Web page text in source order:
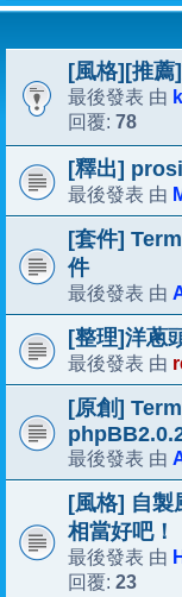
[風格][推薦
最後發表 由
回覆: 78
[釋出]
最後發表 由
[套件]
件
最後發表 由
[整理]洋蔥
最後發表 由
[原創]
最後發表 由
[風格] 自製
相當好吧！
最後發表 由
回覆: 23